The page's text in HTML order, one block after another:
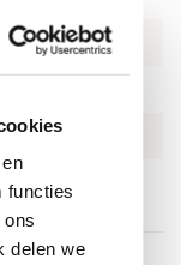
functies
delen we